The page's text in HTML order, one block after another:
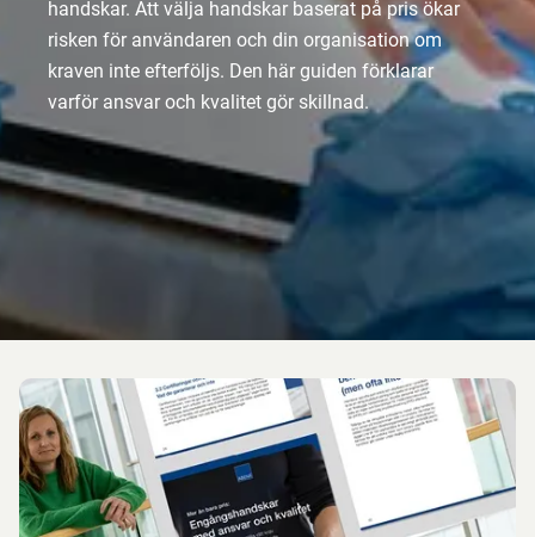
handskar. Att välja handskar baserat på pris ökar
risken för användaren och din organisation om
kraven inte efterföljs. Den här guiden förklarar
varför ansvar och kvalitet gör skillnad.